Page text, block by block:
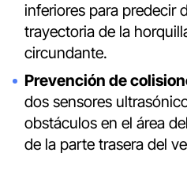
inferiores para predecir
trayectoria de la
circundante.
Prevención de
dos sensores
obstáculos en el área
de la parte trasera del